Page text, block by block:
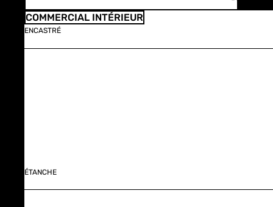
COMMERCIAL INTÉRIEUR
ENCASTRÉ
ÉTANCHE